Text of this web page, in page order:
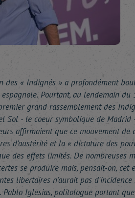
des « Indignés » a profondément
Pourtant, au lendemain du
grand rassemblement des
Sol - le coeur symbolique de Madrid
affirmaient que ce mouvement de
d'austérité et la « dictature des
des effets limités. De nombreuses
se produire mais, pensait-on, cet
libertaires n'aurait pas
Pablo Iglesias, politologue portant